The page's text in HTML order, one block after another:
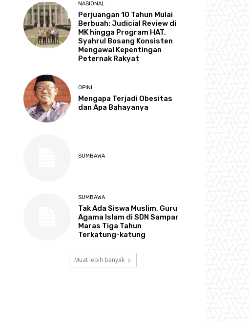
NASIONAL
Perjuangan 10 Tahun Mulai
Berbuah: Judicial Review di
MK hingga Program HAT,
Syahrul Bosang Konsisten
Mengawal Kepentingan
Peternak Rakyat
OPINI
Mengapa Terjadi Obesitas
dan Apa Bahayanya
SUMBAWA
SUMBAWA
Tak Ada Siswa Muslim, Guru
Agama Islam di SDN Sampar
Maras Tiga Tahun
Terkatung-katung
Muat lebih banyak